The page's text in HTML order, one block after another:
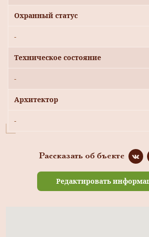
Охранный статус
-
Техническое состояние
-
Архитектор
-
Рассказать об бъекте
Редактировать